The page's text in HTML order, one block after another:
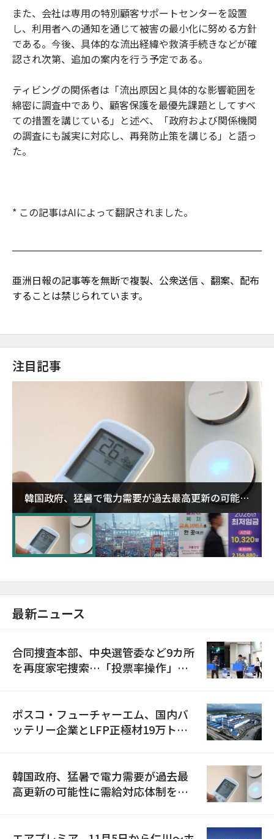
また、会社は専用の特別顧客サポートセンターを設置
し、利用者への通知を通じて被害の最小化に努める方針
である。今後、具体的な流出経緯や救済手続きなどが確
認され次第、追加の案内を行う予定である。
ティビングの関係者は「流出原因と具体的な影響範囲を
綿密に調査中であり、顧客保護を最優先課題としてすべ
ての措置を講じている」と述べ、「政府および関係機関
の調査にも誠実に対応し、再発防止策を講じる」と語っ
た。
* この記事はAIによって翻訳されました。
亜洲日報の記事等を無断で複製、公衆送信 、翻案、配布
することは禁じられています。
注目記事
韓国政府、猛暑で電力需要が過去最高更新の可能性
に需給対応体制を点検
最新ニュース
合同捜査本部、中央選管委など9カ所
を再度家宅捜索…「投票率操作」の
ポスコ・フューチャーエム、国内バ
ッテリー企業とLFP正極材19万トン
韓国政府、猛暑で電力需要が過去最
高更新の可能性に需給対応体制を点